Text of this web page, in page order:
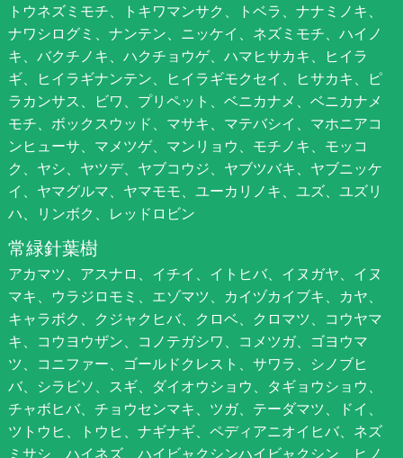
トウネズミモチ、トキワマンサク、トベラ、ナナミノキ、
ナワシログミ、ナンテン、ニッケイ、ネズミモチ、ハイノ
キ、バクチノキ、ハクチョウゲ、ハマヒサカキ、ヒイラ
ギ、ヒイラギナンテン、ヒイラギモクセイ、ヒサカキ、ピ
ラカンサス、ビワ、プリペット、ベニカナメ、ベニカナメ
モチ、ボックスウッド、マサキ、マテバシイ、マホニアコ
ンヒューサ、マメツゲ、マンリョウ、モチノキ、モッコ
ク、ヤシ、ヤツデ、ヤブコウジ、ヤブツバキ、ヤブニッケ
イ、ヤマグルマ、ヤマモモ、ユーカリノキ、ユズ、ユズリ
ハ、リンボク、レッドロビン
常緑針葉樹
アカマツ、アスナロ、イチイ、イトヒバ、イヌガヤ、イヌ
マキ、ウラジロモミ、エゾマツ、カイヅカイブキ、カヤ、
キャラボク、クジャクヒバ、クロベ、クロマツ、コウヤマ
キ、コウヨウザン、コノテガシワ、コメツガ、ゴヨウマ
ツ、コニファー、ゴールドクレスト、サワラ、シノブヒ
バ、シラビソ、スギ、ダイオウショウ、タギョウショウ、
チャボヒバ、チョウセンマキ、ツガ、テーダマツ、ドイ、
ツトウヒ、トウヒ、ナギナギ、ペディアニオイヒバ、ネズ
ミサシ、ハイネズ、ハイビャクシンハイビャクシン、ヒノ